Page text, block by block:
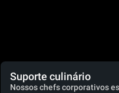
Suporte culinário
Nossos chefs corporativos